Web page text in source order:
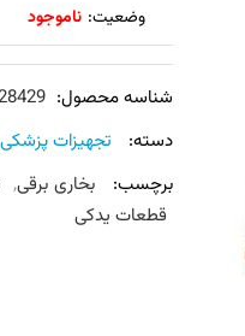
وضعیت: ناموجود
شناسه محصول:
دسته:
تجهیزات پزشکی
برچسب:
بخاری برقی,
قطعات یدکی